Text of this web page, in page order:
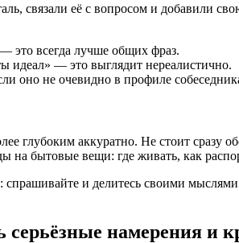
связали её с вопросом и добавили
это всегда лучше общих фраз.
идеал» — это выглядит нереалистично.
оно не очевидно в профиле
глубоким аккуратно. Не стоит
на бытовые вещи: где живать, как
и делитесь своими
серьёзные намерения и